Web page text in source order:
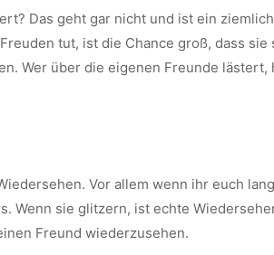
Das geht gar nicht und ist ein
tut, ist die Chance groß, dass sie
Wer über die eigenen Freunde lästert,
Vor allem wenn ihr euch
Wenn sie glitzern, ist echte
Freund wiederzusehen.